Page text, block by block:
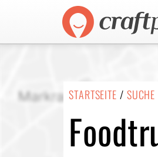
STARTSEITE /